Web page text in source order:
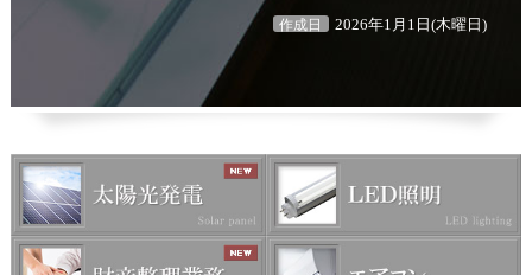
作成日 2026年1月1日(木曜日)